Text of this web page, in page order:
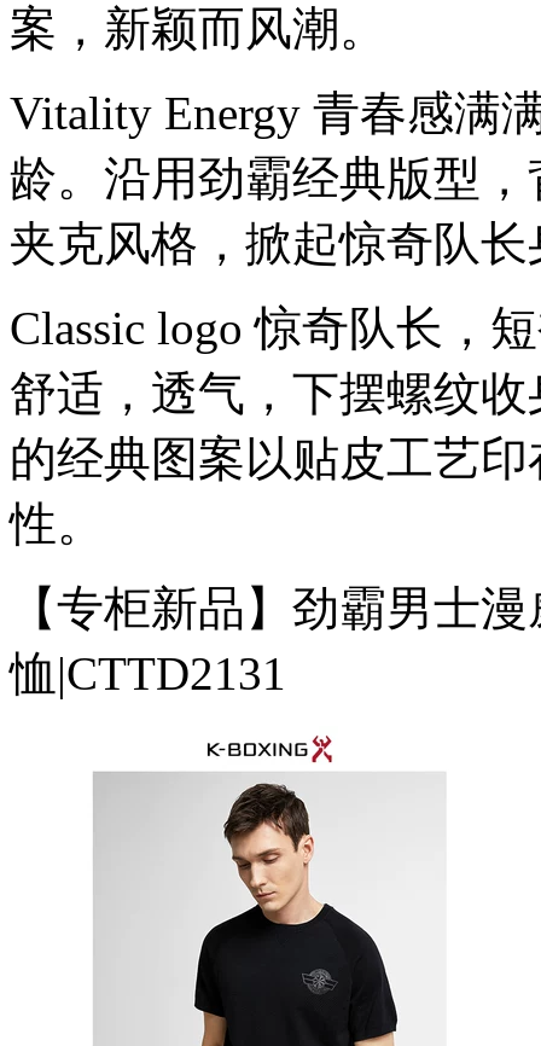
案，新颖而风潮。
Vitality Energy 青春感满
龄。沿用劲霸经典版型
夹克风格，掀起惊奇队
Classic logo 惊奇队长，
舒适，透气，下摆螺纹
的经典图案以贴皮工艺
性。
【专柜新品】劲霸男士
恤|CTTD2131